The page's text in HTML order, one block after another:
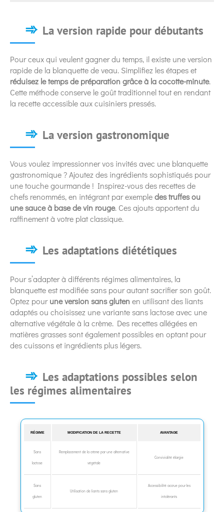
La version rapide pour débutants
Pour ceux qui veulent gagner du temps, il existe une version
rapide de la blanquette de veau. Simplifiez les étapes et
réduisez le temps de préparation grâce à la cocotte-minute.
Cette méthode conserve le goût traditionnel tout en rendant
la recette accessible aux cuisiniers pressés.
La version gastronomique
Vous voulez impressionner vos invités avec une blanquette
gastronomique ? Ajoutez des ingrédients sophistiqués pour
une touche gourmande ! Inspirez-vous des recettes de
chefs renommés, en intégrant par exempledes truffes ou
une sauce à base de vin rouge. Ces ajouts apportent du
raffinement à votre plat classique.
Les adaptations diététiques
Pour s’adapter à différents régimes alimentaires, la
blanquette est modifiée sans pour autant sacrifier son goût.
Optez pourune version sans gluten en utilisant des liants
adaptés ou choisissez une variante sans lactose avec une
alternative végétale à la crème. Des recettes allégées en
matières grasses sont également possibles en optant pour
des cuissons et ingrédients plus légers.
Les adaptations possibles selon
les régimes alimentaires
RÉGIME MODIFICATION DE LA RECETTE AVANTAGE
Sans
lactose
Remplacement de la crème par une alternative
végétale
Convivialité élargie
Sans
gluten
Utilisation de liants sans gluten
Accessibilité accrue pour les
intolérants